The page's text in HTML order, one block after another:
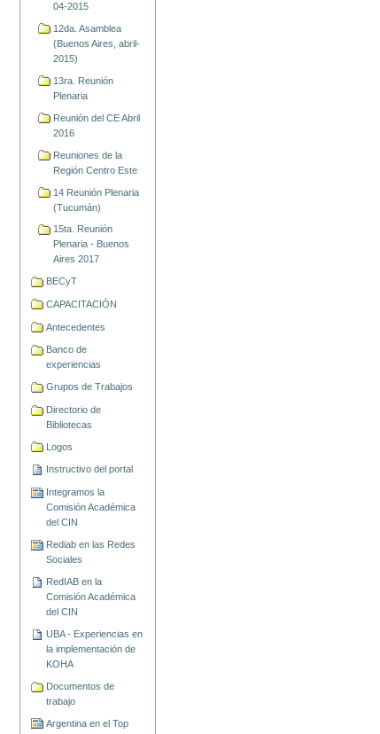
04-2015
12da. Asamblea
(Buenos Aires, abril-
2015)
13ra. Reunión
Plenaria
Reunión del CE Abril
2016
Reuniones de la
Región Centro Este
14 Reunión Plenaria
(Tucumán)
15ta. Reunión
Plenaria - Buenos
Aires 2017
BECyT
CAPACITACIÓN
Antecedentes
Banco de
experiencias
Grupos de Trabajos
Directorio de
Bibliotecas
Logos
Instructivo del portal
Integramos la
Comisión Académica
del CIN
Rediab en las Redes
Sociales
RedIAB en la
Comisión Académica
del CIN
UBA - Experiencias en
la implementación de
KOHA
Documentos de
trabajo
Argentina en el Top